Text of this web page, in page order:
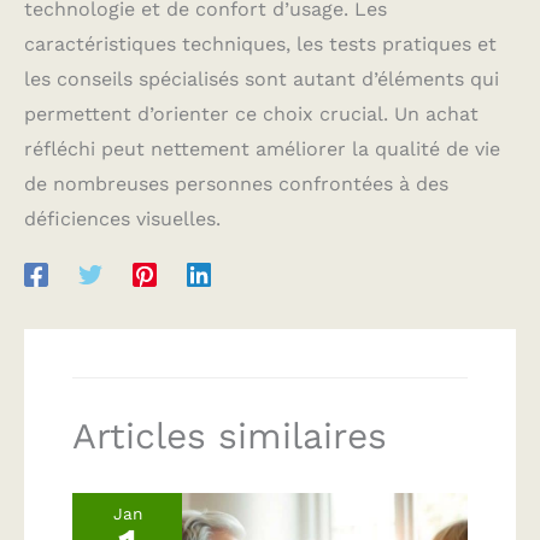
technologie et de confort d’usage. Les
caractéristiques techniques, les tests pratiques et
les conseils spécialisés sont autant d’éléments qui
permettent d’orienter ce choix crucial. Un achat
réfléchi peut nettement améliorer la qualité de vie
de nombreuses personnes confrontées à des
déficiences visuelles.
Articles similaires
Jan